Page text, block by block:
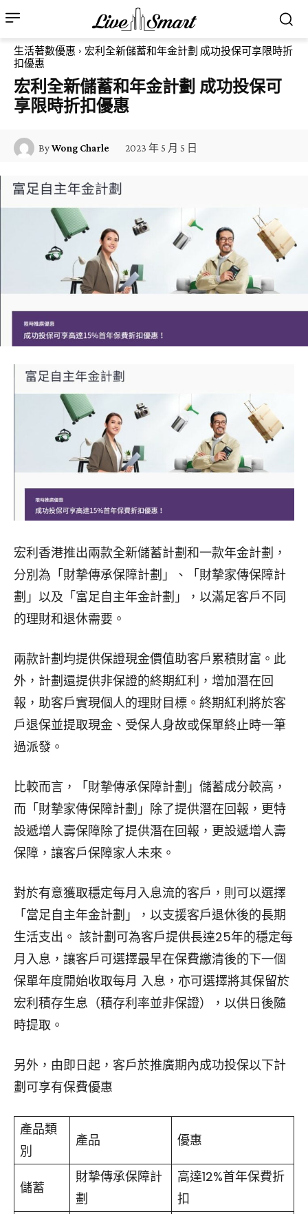
生活著數優惠
宏利全新儲蓄和年金計劃 成功投保可享限時折
扣優惠
宏利全新儲蓄和年金計劃 成功投保可
享限時折扣優惠
ByWong Charle 2023 年 5 月 5 日
宏利香港推出兩款全新儲蓄計劃和一款年金計劃，
分別為「財摯傳承保障計劃」、「財摯家傳保障計
劃」以及「富足自主年金計劃」，以滿足客戶不同
的理財和退休需要。
兩款計劃均提供保證現金價值助客戶累積財富。此
外，計劃還提供非保證的終期紅利，增加潛在回
報，助客戶實現個人的理財目標。終期紅利將於客
戶退保並提取現金、受保人身故或保單終止時一筆
過派發。
比較而言，「財摯傳承保障計劃」儲蓄成分較高，
而「財摯家傳保障計劃」除了提供潛在回報，更特
設遞增人壽保障除了提供潛在回報，更設遞增人壽
保障，讓客戶保障家人未來。
對於有意獲取穩定每月入息流的客戶，則可以選擇
「當足自主年金計劃」，以支援客戶退休後的長期
生活支出。 該計劃可為客戶提供長達25年的穩定每
月入息，讓客戶可選擇最早在保費繳清後的下一個
保單年度開始收取每月 入息，亦可選擇將其保留於
宏利積存生息（積存利率並非保證），以供日後隨
時提取。
另外，由即日起，客戶於推廣期內成功投保以下計
劃可享有保費優惠
產品類
別
產品 優惠
儲蓄
財摯傳承保障計
劃
高達12%首年保費折
扣